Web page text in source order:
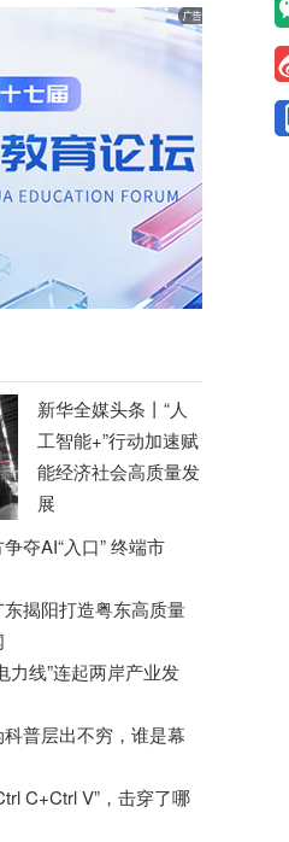
新华全媒头条丨 “人
工智能+”行动加速赋
能经济社会高质量发
展
争夺AI“入口” 终端市
东揭阳打造粤东高质量
力线”连起两岸产业发
科普层出不穷，谁是幕
C+Ctrl V”，击穿了哪